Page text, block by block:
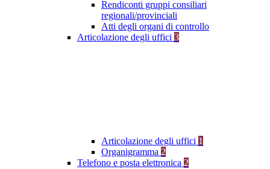
Rendiconti gruppi consiliari
regionali/provinciali
Atti degli organi di controllo
Articolazione degli uffici 3
Articolazione degli uffici 1
Organigramma 2
Telefono e posta elettronica 2